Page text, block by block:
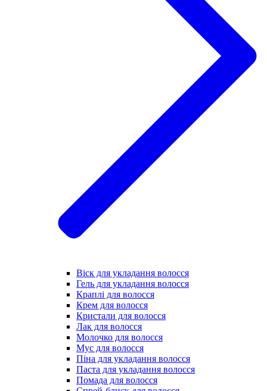
Віск для укладання волосся
Гель для укладання волосся
Краплі для волосся
Крем для волосся
Кристали для волосся
Лак для волосся
Молочко для волосся
Мус для волосся
Піна для укладання волосся
Паста для укладання волосся
Помада для волосся